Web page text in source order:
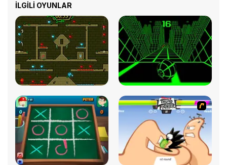
İLGILI OYUNLAR